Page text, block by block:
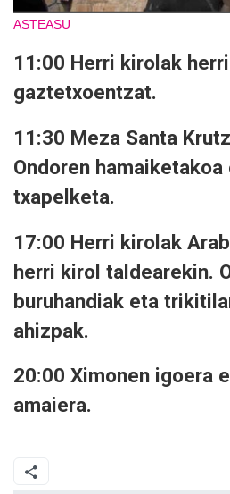
ASTEASU
11:00 Herri kirolak
gaztetxoentzat.
11:30 Meza Santa
Ondoren
txapelketa.
17:00 Herri kirolak
herri kirol taldearekin.
buruhandiak eta
ahizpak.
20:00 Ximonen igoera
amaiera.